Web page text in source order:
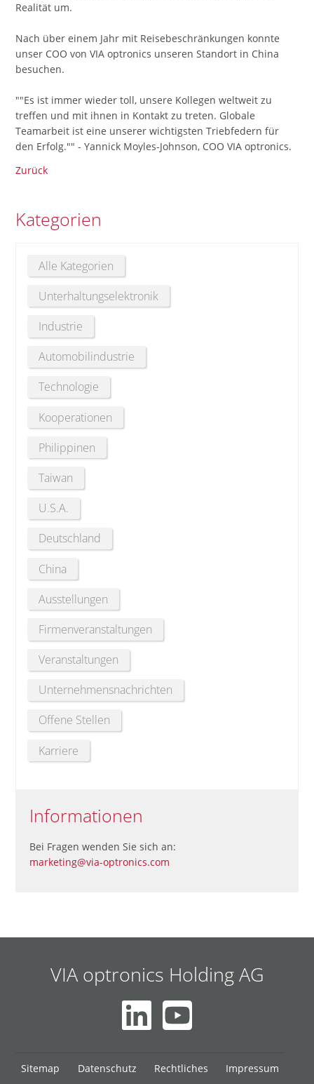
Realität um.
Nach über einem Jahr mit Reisebeschränkungen konnte
unser COO von VIA optronics unseren Standort in China
besuchen.
""Es ist immer wieder toll, unsere Kollegen weltweit zu
treffen und mit ihnen in Kontakt zu treten. Globale
Teamarbeit ist eine unserer wichtigsten Triebfedern für
den Erfolg."" - Yannick Moyles-Johnson, COO VIA optronics.
Zurück
Kategorien
Alle Kategorien
Unterhaltungselektronik
Industrie
Automobilindustrie
Technologie
Kooperationen
Philippinen
Taiwan
U.S.A.
Deutschland
China
Ausstellungen
Firmenveranstaltungen
Veranstaltungen
Unternehmensnachrichten
Offene Stellen
Karriere
Informationen
Bei Fragen wenden Sie sich an:
marketing@via-optronics.com
VIA optronics Holding AG
Navigation
Sitemap Datenschutz Rechtliches Impressum